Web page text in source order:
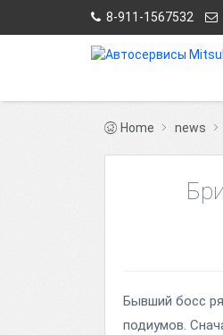
8-911-1567532
Home news
Бывший босс
подиумов.